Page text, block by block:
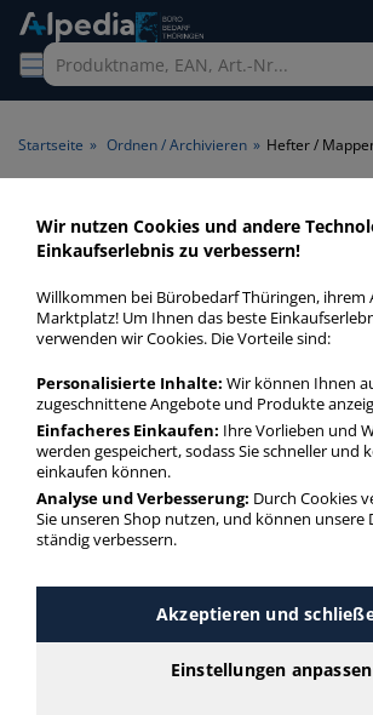
Startseite » Ordnen / Archivieren » Hefter /
Hefter / Mappen A5
A5
Hefter / Mappen A5 in bester Qualität zum
Finden Sie schnell Hefter / Mappen A5 mit
Hefter / Mappen A5
mehr Infos zur Kategorie
Wir nutzen Cookies und andere
Einkaufserlebnis zu verbessern!
Willkommen bei Bürobedarf Thüringen, ihrem
Marktplatz! Um Ihnen das beste
verwenden wir Cookies. Die Vorteile sind:
Personalisierte Inhalte: Wir können Ihnen
zugeschnittene Angebote und Produkte
Einfacheres Einkaufen: Ihre Vorlieben und
werden gespeichert, sodass Sie schneller und
einkaufen können.
Analyse und Verbesserung: Durch Cookies
Sie unseren Shop nutzen, und können unsere
ständig verbessern.
Akzeptieren und
Einstellungen anpassen